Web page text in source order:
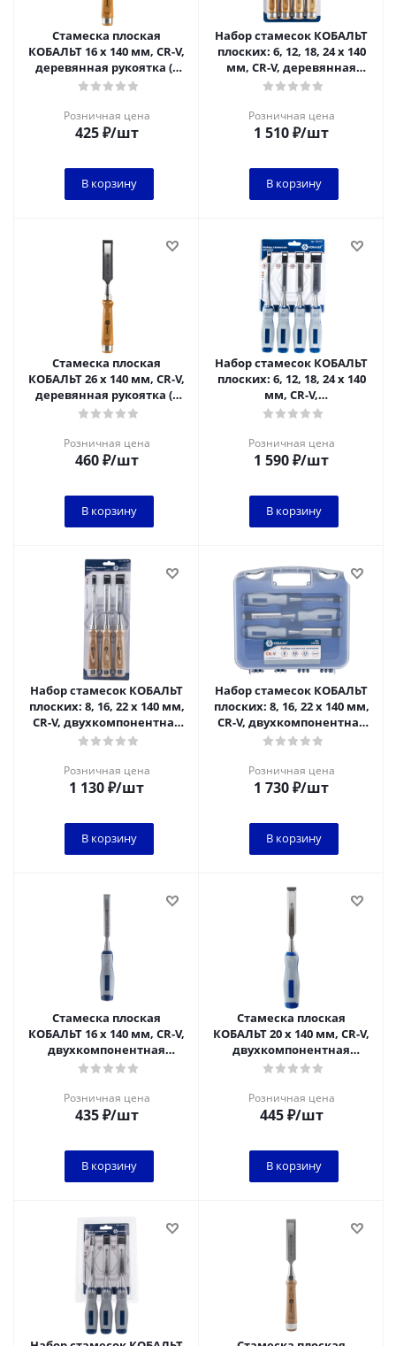
Стамеска плоская
КОБАЛЬТ 16 х 140 мм, CR-V,
деревянная рукоятка (1
шт.) подвес
Розничная цена
425₽/шт
В корзину
Набор стамесок КОБАЛЬТ
плоских: 6, 12, 18, 24 х 140
мм, CR-V, деревянная
рукоятка (4 шт.) блистер
Розничная цена
1 510₽/шт
В корзину
Стамеска плоская
КОБАЛЬТ 26 х 140 мм, CR-V,
деревянная рукоятка (1
шт.) подвес 1/6
Розничная цена
460₽/шт
В корзину
Набор стамесок КОБАЛЬТ
плоских: 6, 12, 18, 24 х 140
мм, CR-V,
двухкомпонентная
Розничная цена
1 590₽/шт
В корзину
Набор стамесок КОБАЛЬТ
плоских: 8, 16, 22 х 140 мм,
CR-V, двухкомпонентная
рукоятка, точильн.
Розничная цена
1 130₽/шт
В корзину
Набор стамесок КОБАЛЬТ
плоских: 8, 16, 22 х 140 мм,
CR-V, двухкомпонентная
рукоятка т(3 шт.) блистер
Розничная цена
1 730₽/шт
В корзину
Стамеска плоская
КОБАЛЬТ 16 х 140 мм, CR-V,
двухкомпонентная
рукоятка (1 шт.) блистер
Розничная цена
435₽/шт
В корзину
Стамеска плоская
КОБАЛЬТ 20 х 140 мм, CR-V,
двухкомпонентная
рукоятка (1 шт.) блистер
Розничная цена
445₽/шт
В корзину